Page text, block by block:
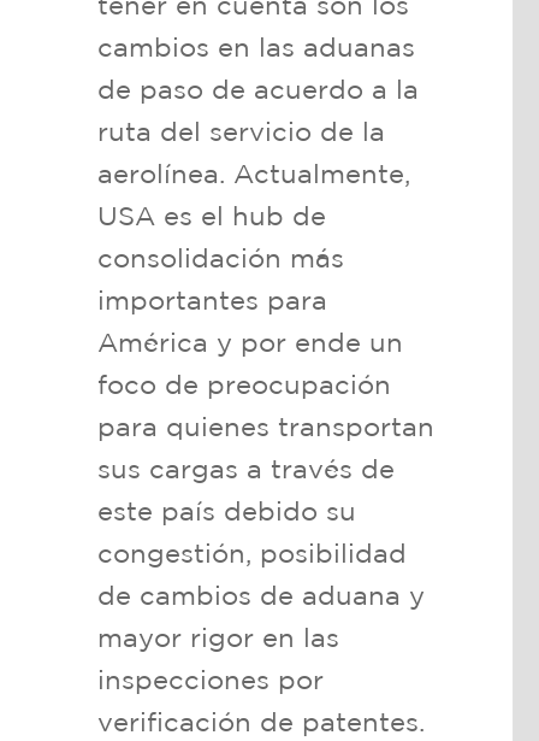
cambios en las aduanas
de paso de acuerdo a la
ruta del servicio de la
aerolínea. Actualmente,
USA es el hub de
consolidación más
importantes para
América y por ende un
foco de preocupación
para quienes transportan
sus cargas a través de
este país debido su
congestión, posibilidad
de cambios de aduana y
mayor rigor en las
inspecciones por
verificación de patentes.